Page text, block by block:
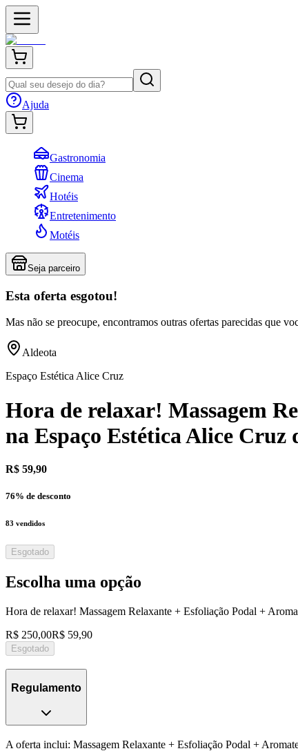
Ajuda
Gastronomia
Cinema
Hotéis
Entretenimento
Motéis
Seja parceiro
Esta oferta esgotou!
Mas não se preocupe, encontramos outras ofertas parecidas que
Aldeota
Espaço Estética Alice Cruz
Hora de relaxar! Massagem
na Espaço Estética Alice Cruz
R$ 59,90
76% de desconto
83 vendidos
Esgotado
Escolha uma opção
Hora de relaxar! Massagem Relaxante + Esfoliação Podal +
R$ 250,00R$ 59,90
Esgotado
Regulamento
A oferta inclui: Massagem Relaxante + Esfoliação Podal +